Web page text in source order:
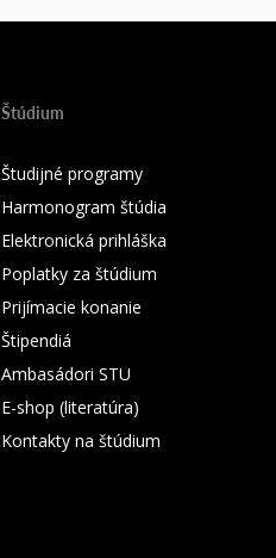
Štúdium
Študijné programy
Harmonogram štúdia
Elektronická prihláška
Poplatky za štúdium
Prijímacie konanie
Štipendiá
Ambasádori STU
E-shop (literatúra)
Kontakty na štúdium